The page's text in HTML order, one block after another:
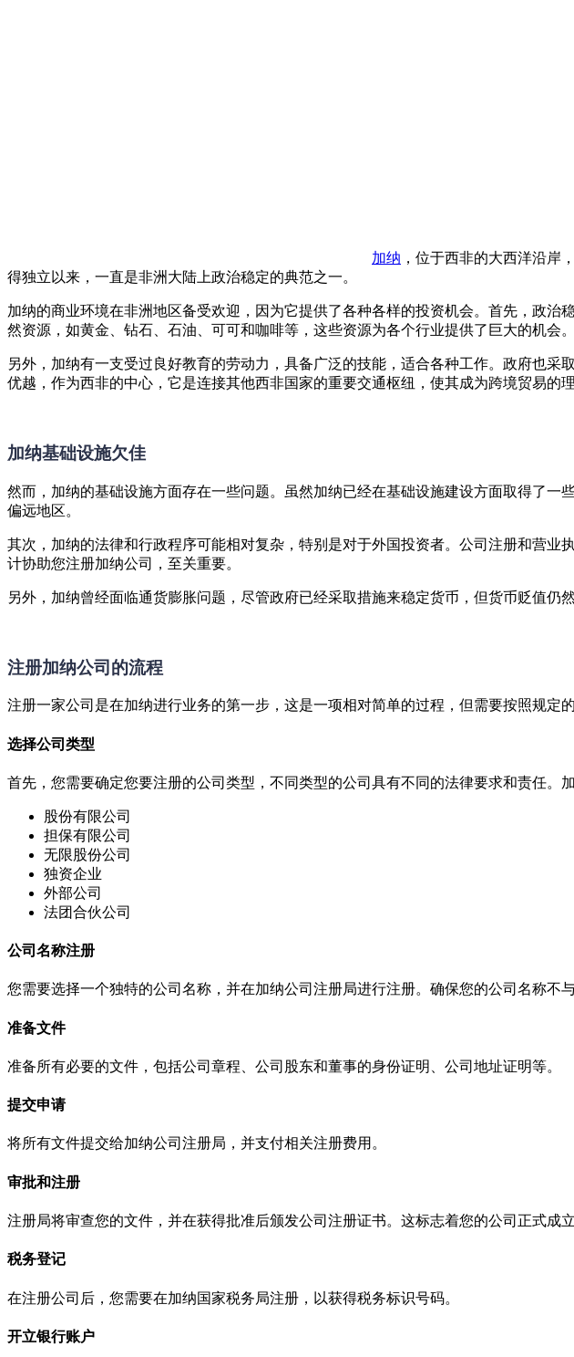
加纳 ，位于西非的大西洋沿岸
得独立以来，一直是非洲大陆上政治稳定的典范之一。
加纳的商业环境在非洲地区备受欢迎，因为它提供了各种各样的投资机会。首先，政
然资源，如黄金、钻石、石油、可可和咖啡等，这些资源为各个行业提供了巨大的机会。
另外，加纳有一支受过良好教育的劳动力，具备广泛的技能，适合各种工作。政府也
优越，作为西非的中心，它是连接其他西非国家的重要交通枢纽，使其成为跨境贸易的理
加纳基础设施欠佳
然而，加纳的基础设施方面存在一些问题。虽然加纳已经在基础设施建设方面取得了
偏远地区。
其次，加纳的法律和行政程序可能相对复杂，特别是对于外国投资者。公司注册和营
计协助您注册加纳公司，至关重要。
另外，加纳曾经面临通货膨胀问题，尽管政府已经采取措施来稳定货币，但货币贬值仍
注册加纳公司的流程
注册一家公司是在加纳进行业务的第一步，这是一项相对简单的过程，但需要按照规定
选择公司类型
首先，您需要确定您要注册的公司类型，不同类型的公司具有不同的法律要求和责任。
股份有限公司
担保有限公司
无限股份公司
独资企业
外部公司
法团合伙公司
公司名称注册
您需要选择一个独特的公司名称，并在加纳公司注册局进行注册。确保您的公司名称不
准备文件
准备所有必要的文件，包括公司章程、公司股东和董事的身份证明、公司地址证明等。
提交申请
将所有文件提交给加纳公司注册局，并支付相关注册费用。
审批和注册
注册局将审查您的文件，并在获得批准后颁发公司注册证书。这标志着您的公司正式成立
税务登记
在注册公司后，您需要在加纳国家税务局注册，以获得税务标识号码。
开立银行账户